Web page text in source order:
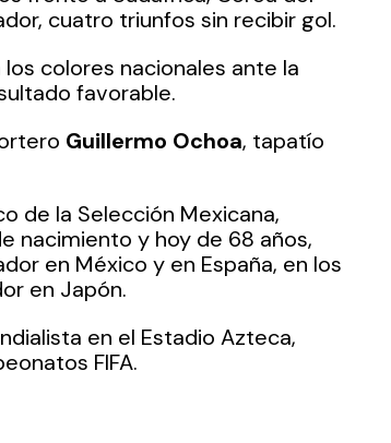
cuatro triunfos sin recibir gol.
colores nacionales ante la
favorable.
Guillermo Ochoa, tapatío
de la Selección Mexicana,
nacimiento y hoy de 68 años,
en México y en España, en los
en Japón.
en el Estadio Azteca,
FIFA.